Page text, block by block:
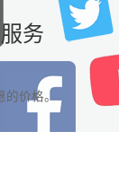
务
价格。